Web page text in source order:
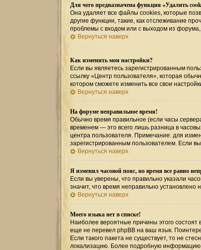
Для чего предназначена функция «Удалить
Она удаляет все файлы cookies, которые
другие функции, такие, как отслеживание
проблемы с входом или с выходом из
Вернуться наверх
Как изменить мои настройки?
Если вы являетесь зарегистрированным
ссылку «Центр пользователя», которая
котором сможете изменить все свои
Вернуться наверх
На форуме неправильное время!
Обычно время правильное (если часы
временем — это всего лишь разница в
центра пользователя. Примечание: для
зарегистрированным пользователем. Если
Вернуться наверх
Я изменил часовой пояс, но время все равно
Если вы уверены, что правильно указали
значит, что время неправильно
Вернуться наверх
Моего языка нет в списке!
Наиболее вероятные причины этого
еще не перевел phpBB на ваш язык.
Если такого пакета не существует, то не
локализацию. Более подробную информацию